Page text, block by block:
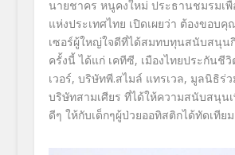
นายชาคร หนูคงใหม่ ประธานชมรมเ
แห่งประเทศไทย เปิดเผยว่า ต้องขอบ
เซอร์ผู้ใหญ่ใจดีที่ได้สมทบทุนสนับสนุน
ครั้งนี้ ได้แก่ เคทีซี, เมืองไทยประกันชี
เวอร์, บริษัทพี.สไมล์ แทรเวล, มูลนิธิร่
บริษัทสามเศียร ที่ได้ให้ความสนับสนุน
ดีๆ ให้กับเด็กๆผู้ป่วยออทิสติกได้ทัดเทีย